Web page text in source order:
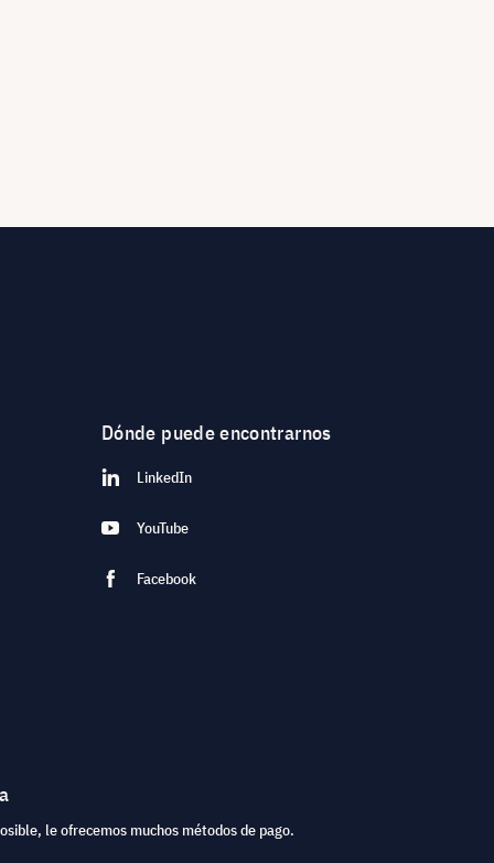
Dónde puede encontrarnos
LinkedIn
YouTube
Facebook
le ofrecemos muchos métodos de pago.